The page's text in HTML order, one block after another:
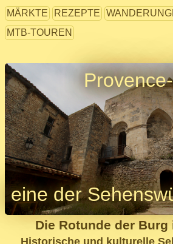
MÄRKTE REZEPTE
MTB-TOUREN
eine der
Die Rotunde der Burg
Historische und kulturelle